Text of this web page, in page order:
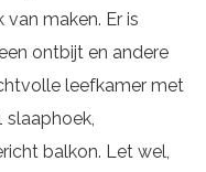
maken. Er is
ontbijt en andere
leefkamer met
slaaphoek,
balkon. Let wel,